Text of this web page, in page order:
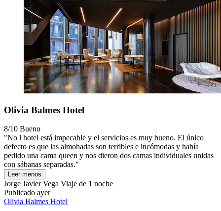
Olivia Balmes Hotel
8/10 Bueno
"No l hotel está impecable y el servicios es muy bueno. El único
defecto es que las almohadas son terribles e incómodas y había
pedido una cama queen y nos dieron dos camas individuales unidas
con sábanas separadas."
Leer menos
Jorge Javier Vega Viaje de 1 noche
Publicado ayer
Olivia Balmes Hotel